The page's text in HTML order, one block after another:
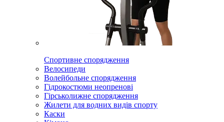
Спортивне спорядження
Велосипеди
Волейбольне спорядження
Гідрокостюми неопренові
Гірськолижне спорядження
Жилети для водних видів спорту
Каски